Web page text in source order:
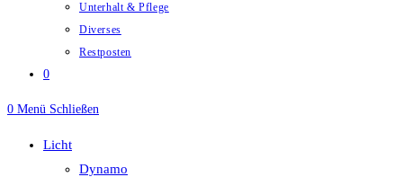
Unterhalt & Pflege
Diverses
Restposten
0
0 Menü Schließen
Licht
Dynamo